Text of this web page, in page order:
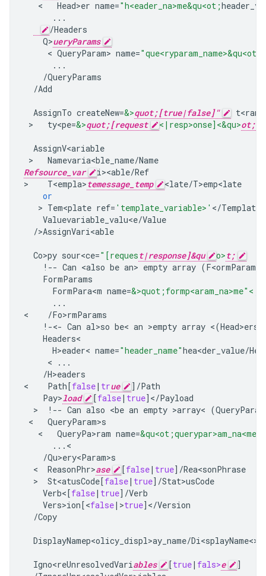
   <
Head>er name="h<eader_na>me&qu<ot;
...
/Headers
Q>ueryParams
     <
QueryParam> name="que<ryparam_name>&qu<ot;
...
/QueryParams
/Add
AssignTo createNew=&>quot;[true|false]"
> ty<pe=&>quot;[request <|resp>onse]<&qu>ot;
AssignV<ariable
> Namevaria<ble_name/Name
Refsource_var
i><able/Ref
>
T<empla>temessage_temp <late/T>emp<late
or
   >
Tem<plate ref= 'template_variable>' </Template
Valuevariable_valu<e/Value
/>AssignVari<able
Co>py sour<ce="[request|response]&qu o>t;
!-- Can <also be an> empty array (F<ormParams
FormParams
FormPara<m name=&>quot;formp<aram_na>me"<;
...
<
/Fo>rmParams
!-<- Can al>so be< an >empty array <(Head>ers
Headers
H>eader< name="header_name"hea<der_value/
     <
...
/H>eaders
<
Path[false| true ] /Path
Pay>load [false| true] </Payload
  >
!-- Can also <be an empty >array< (
< QueryParam>s
   <
QueryPa>ram name=
...
/Qu>ery<Param>s
  <
ReasonPhr>ase [false| true] /Rea<sonPhrase
  >
St<atusCode[false| true] /Stat>usCode
Verb<[false| true] /Verb
Vers>ion[<false| >true] </Version
/Copy
DisplayNamep<olicy_displ>ay_name/Di<splayName<>/
Igno<reUnresolvedVariables [true| fals>e
]